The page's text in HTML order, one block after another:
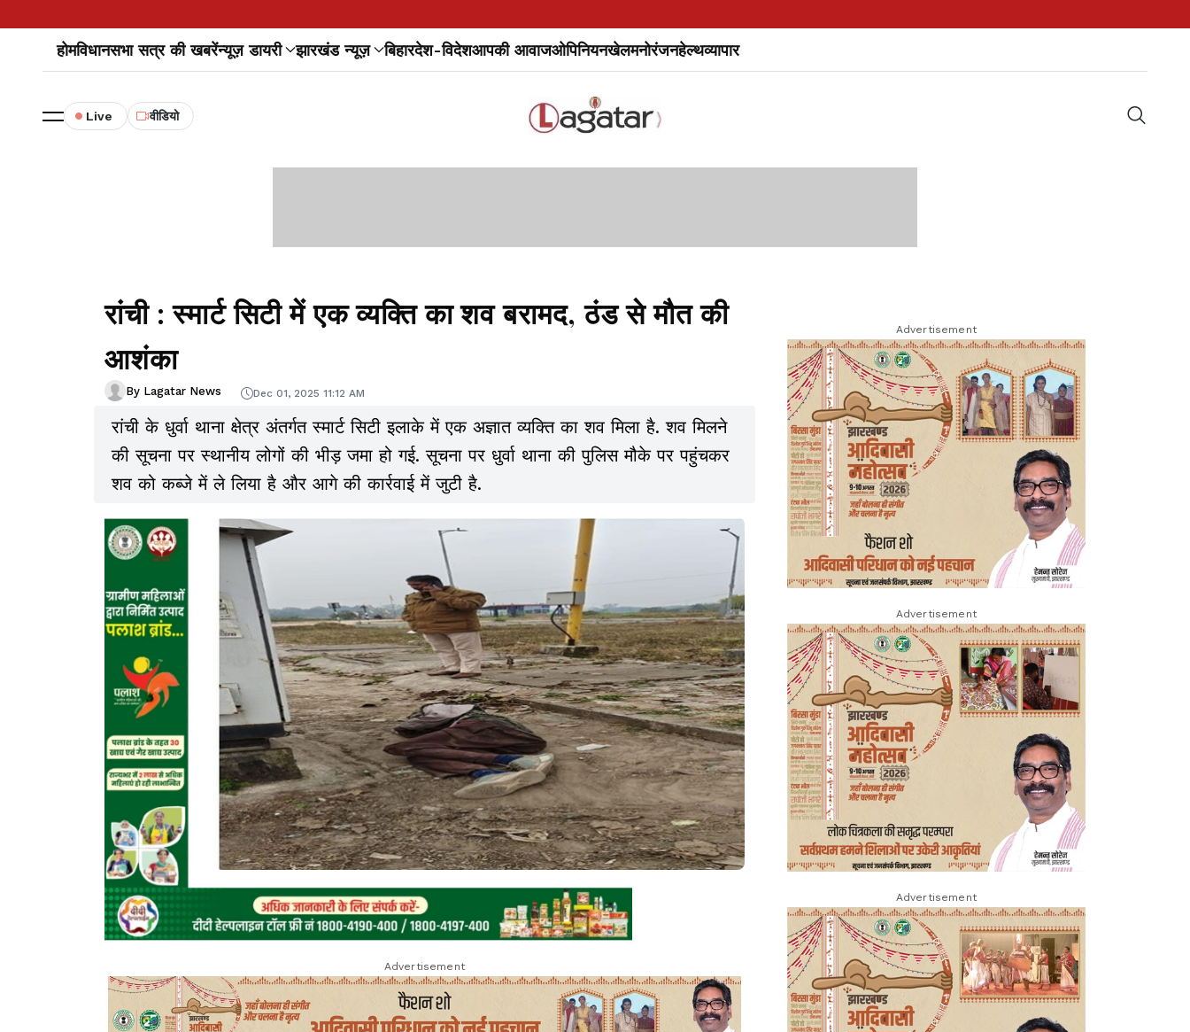
होमविधानसभा सत्र की खबरेंन्यूज़ डायरी झारखंड न्यूज़ बिहारदेश-विदेशआपकी आवाजओपिनियनखेलमनोरंजनहेल्थव्यापार
Live वीडियो
रांची : स्मार्ट सिटी में एक व्यक्ति का शव बरामद, ठंड से मौत की
आशंका
By Lagatar News Dec 01, 2025 11:12 AM
रांची के धुर्वा थाना क्षेत्र अंतर्गत स्मार्ट सिटी इलाके में एक अज्ञात व्यक्ति का शव मिला है. शव मिलने
की सूचना पर स्थानीय लोगों की भीड़ जमा हो गई. सूचना पर धुर्वा थाना की पुलिस मौके पर पहुंचकर
शव को कब्जे में ले लिया है और आगे की कार्रवाई में जुटी है.
Advertisement
Advertisement
Advertisement
Advertisement